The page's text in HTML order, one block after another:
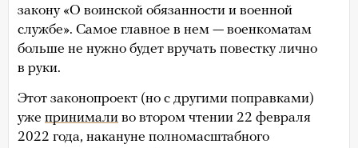
закону «О воинской обязанности и военной
службе». Самое главное в нем — военкоматам
больше не нужно будет вручать повестку лично
в руки.
Этот законопроект (но с другими поправками)
уже принимали во втором чтении 22 февраля
2022 года, накануне полномасштабного